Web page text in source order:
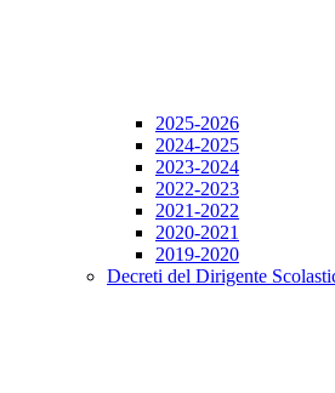
2025-2026
2024-2025
2023-2024
2022-2023
2021-2022
2020-2021
2019-2020
Decreti del Dirigente